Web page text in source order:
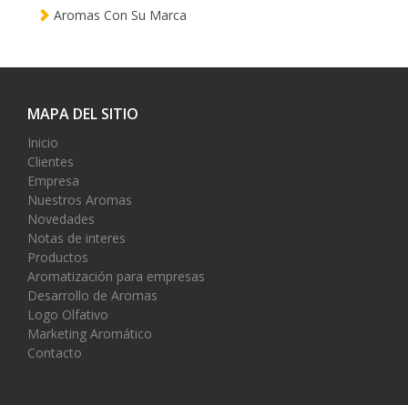
Aromas Con Su Marca
MAPA DEL SITIO
Inicio
Clientes
Empresa
Nuestros Aromas
Novedades
Notas de interes
Productos
Aromatización para empresas
Desarrollo de Aromas
Logo Olfativo
Marketing Aromático
Contacto